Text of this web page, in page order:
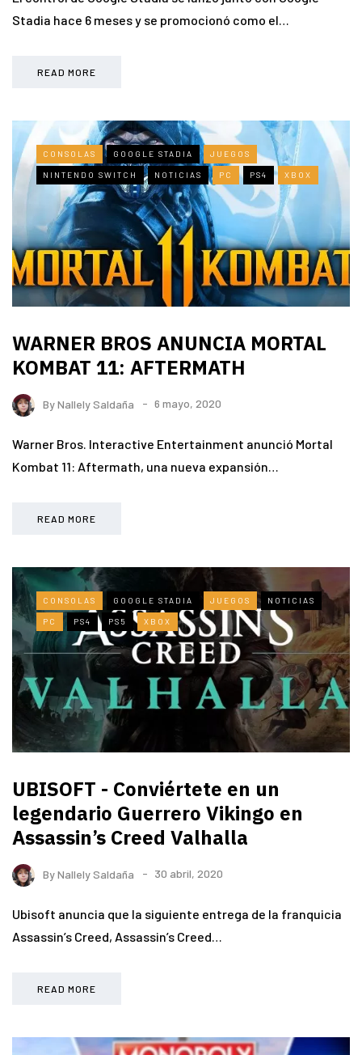
Stadia hace 6 meses y se promocionó como el…
READ MORE
CONSOLAS GOOGLE STADIA JUEGOS
NINTENDO SWITCH NOTICIAS PC PS4 XBOX
WARNER BROS ANUNCIA MORTAL
KOMBAT 11: AFTERMATH
ByNallely Saldaña 6 mayo, 2020
Warner Bros. Interactive Entertainment anunció Mortal
Kombat 11: Aftermath, una nueva expansión…
READ MORE
CONSOLAS GOOGLE STADIA JUEGOS NOTICIAS
PC PS4 PS5 XBOX
UBISOFT - Conviértete en un
legendario Guerrero Vikingo en
Assassin’s Creed Valhalla
ByNallely Saldaña 30 abril, 2020
Ubisoft anuncia que la siguiente entrega de la franquicia
Assassin’s Creed, Assassin’s Creed…
READ MORE